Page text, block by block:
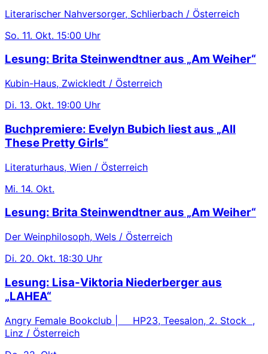
Literarischer Nahversorger, Schlierbach / Österreich
So. 11. Okt. 15:00 Uhr
Lesung: Brita Steinwendtner aus „Am Weiher“
Kubin-Haus, Zwickledt / Österreich
Di. 13. Okt. 19:00 Uhr
Buchpremiere: Evelyn Bubich liest aus „All
These Pretty Girls“
Literaturhaus, Wien / Österreich
Mi. 14. Okt.
Lesung: Brita Steinwendtner aus „Am Weiher“
Der Weinphilosoph, Wels / Österreich
Di. 20. Okt. 18:30 Uhr
Lesung: Lisa-Viktoria Niederberger aus
„LAHEA“
Angry Female Bookclub | HP23, Teesalon, 2. Stock ,
Linz / Österreich